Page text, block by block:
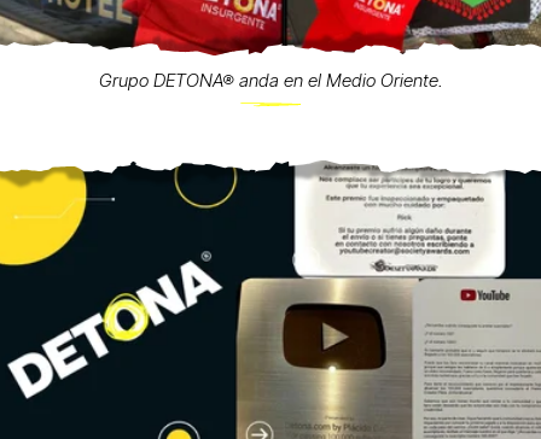
Grupo DETONA® anda en el Medio Oriente.